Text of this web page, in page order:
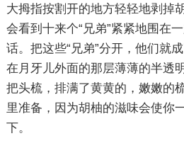
大拇指按割开的地方轻轻地剥掉
会看到十来个“兄弟”紧紧地围在
话。把这些“兄弟”分开，他们就
在月牙儿外面的那层薄薄的半透
把头梳，排满了黄黄的，嫩嫩的
里准备，因为胡柚的滋味会使你
下。